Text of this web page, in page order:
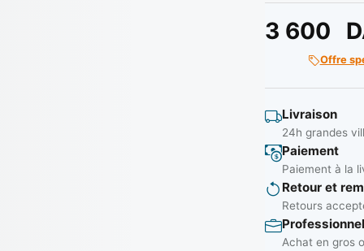
3 600
Offre
Livraison
24h grandes
Paiement
Paiement à la
Retour et
Retours
Achat en gros